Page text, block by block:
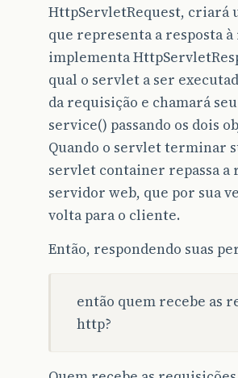
HttpServletRequest, criará
que representa a resposta
implementa
qual o servlet a ser
da requisição e chamará
service() passando os dois
Quando o servlet terminar
servlet container repassa a
servidor web, que por sua
volta para o cliente.
Então, respondendo suas
então quem recebe as
http?